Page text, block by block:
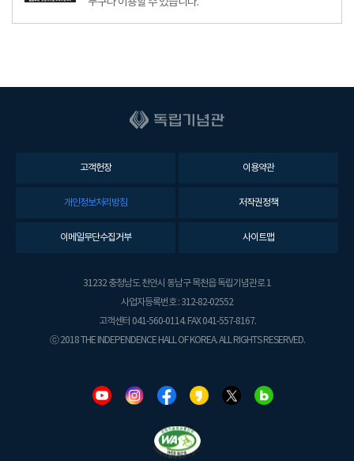
누구나 이용할 수 있습니다.
고객헌장 이용약관
개인정보처리방침 저작권정책
이메일무단수집거부 사이트맵
31232 충청남도 천안시 동남구 목천읍 독립기념관로 1
사업자등록번호 : 312-82-02552
고객센터 041-560-0114. FAX 041-557-8167.
ⓒ 2018 THE INDEPENDENCE HALL OF KOREA. ALL RIGHTS RESERVED.